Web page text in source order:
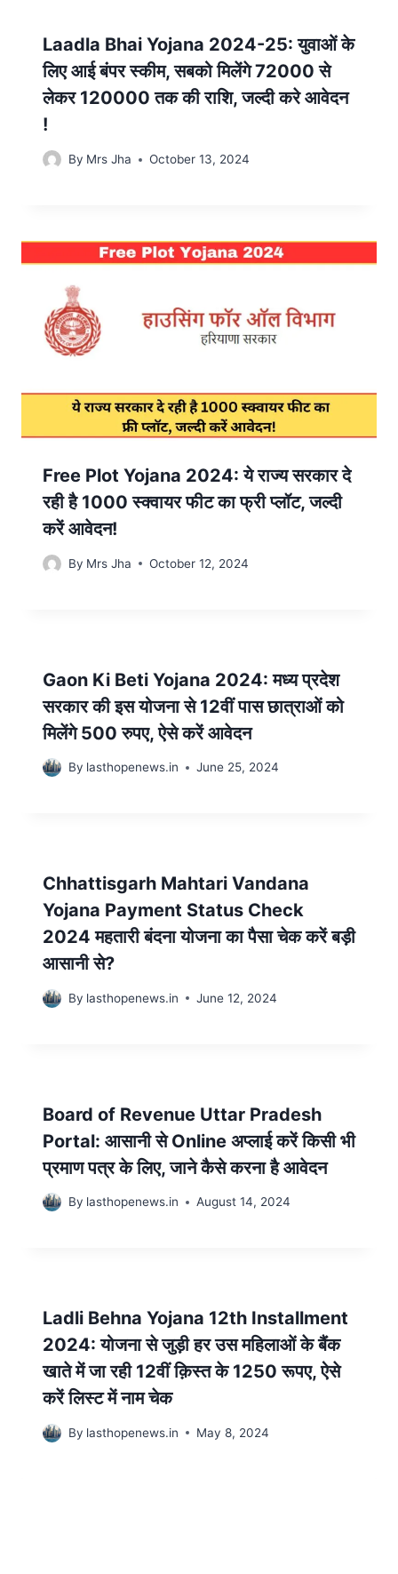
Laadla Bhai Yojana 2024-25: युवाओं के
लिए आई बंपर स्कीम, सबको मिलेंगे 72000 से
लेकर 120000 तक की राशि, जल्दी करे आवेदन
!
By Mrs Jha October 13, 2024
Free Plot Yojana 2024: ये राज्य सरकार दे
रही है 1000 स्क्वायर फीट का फ्री प्लॉट, जल्दी
करें आवेदन!
By Mrs Jha October 12, 2024
Gaon Ki Beti Yojana 2024: मध्य प्रदेश
सरकार की इस योजना से 12वीं पास छात्राओं को
मिलेंगे 500 रुपए, ऐसे करें आवेदन
By lasthopenews.in June 25, 2024
Chhattisgarh Mahtari Vandana
Yojana Payment Status Check
2024 महतारी बंदना योजना का पैसा चेक करें बड़ी
आसानी से?
By lasthopenews.in June 12, 2024
Board of Revenue Uttar Pradesh
Portal: आसानी से Online अप्लाई करें किसी भी
प्रमाण पत्र के लिए, जाने कैसे करना है आवेदन
By lasthopenews.in August 14, 2024
Ladli Behna Yojana 12th Installment
2024: योजना से जुड़ी हर उस महिलाओं के बैंक
खाते में जा रही 12वीं क़िस्त के 1250 रूपए, ऐसे
करें लिस्ट में नाम चेक
By lasthopenews.in May 8, 2024